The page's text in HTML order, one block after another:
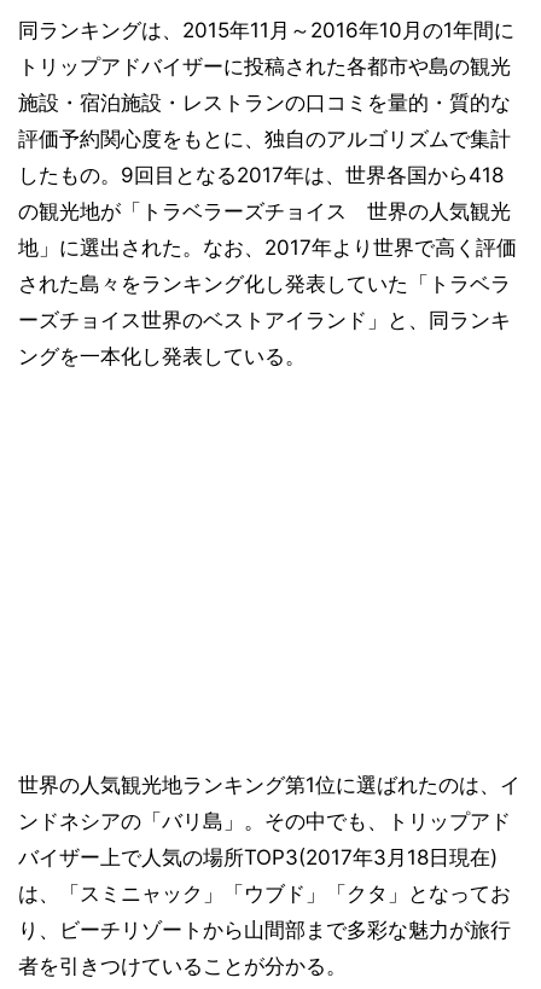
同ランキングは、2015年11月～2016年10月の1年間に
トリップアドバイザーに投稿された各都市や島の観光
施設・宿泊施設・レストランの口コミを量的・質的な
評価予約関心度をもとに、独自のアルゴリズムで集計
したもの。9回目となる2017年は、世界各国から418
の観光地が「トラベラーズチョイス 世界の人気観光
地」に選出された。なお、2017年より世界で高く評価
された島々をランキング化し発表していた「トラベラ
ーズチョイス世界のベストアイランド」と、同ランキ
ングを一本化し発表している。
世界の人気観光地ランキング第1位に選ばれたのは、イ
ンドネシアの「バリ島」。その中でも、トリップアド
バイザー上で人気の場所TOP3(2017年3月18日現在)
は、「スミニャック」「ウブド」「クタ」となってお
り、ビーチリゾートから山間部まで多彩な魅力が旅行
者を引きつけていることが分かる。